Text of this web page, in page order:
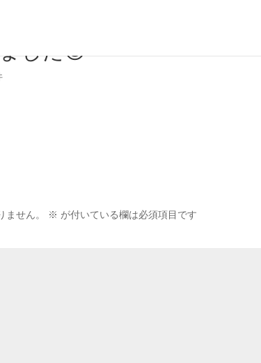
した😊
せん。 ※ が付いている欄は必須項目です